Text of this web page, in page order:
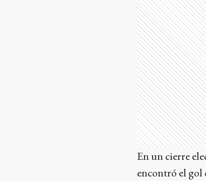
En un cierre
encontró el gol